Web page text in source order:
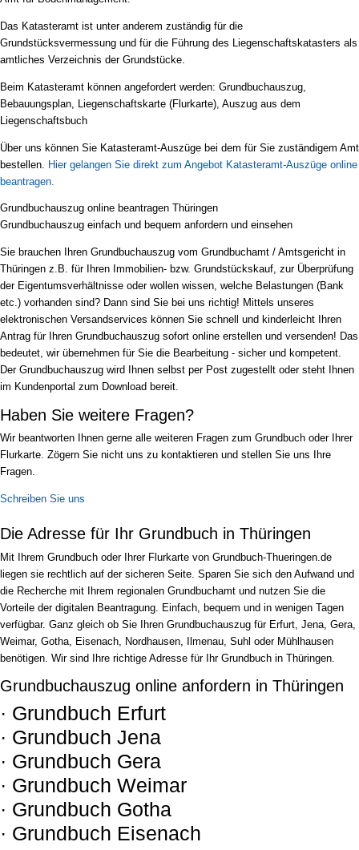
Das Katasteramt ist unter anderem zuständig für die
Grundstücksvermessung und für die Führung des Liegenschaftskatasters als
amtliches Verzeichnis der Grundstücke.
Beim Katasteramt können angefordert werden: Grundbuchauszug,
Bebauungsplan, Liegenschaftskarte (Flurkarte), Auszug aus dem
Liegenschaftsbuch
Über uns können Sie Katasteramt-Auszüge bei dem für Sie zuständigem Amt
bestellen. Hier gelangen Sie direkt zum Angebot Katasteramt-Auszüge online
beantragen.
Grundbuchauszug online beantragen Thüringen
Grundbuchauszug einfach und bequem anfordern und einsehen
Sie brauchen Ihren Grundbuchauszug vom Grundbuchamt / Amtsgericht in
Thüringen z.B. für Ihren Immobilien- bzw. Grundstückskauf, zur Überprüfung
der Eigentumsverhältnisse oder wollen wissen, welche Belastungen (Bank
etc.) vorhanden sind? Dann sind Sie bei uns richtig! Mittels unseres
elektronischen Versandservices können Sie schnell und kinderleicht Ihren
Antrag für Ihren Grundbuchauszug sofort online erstellen und versenden! Das
bedeutet, wir übernehmen für Sie die Bearbeitung - sicher und kompetent.
Der Grundbuchauszug wird Ihnen selbst per Post zugestellt oder steht Ihnen
im Kundenportal zum Download bereit.
Haben Sie weitere Fragen?
Wir beantworten Ihnen gerne alle weiteren Fragen zum Grundbuch oder Ihrer
Flurkarte. Zögern Sie nicht uns zu kontaktieren und stellen Sie uns Ihre
Fragen.
Schreiben Sie uns
Die Adresse für Ihr Grundbuch in Thüringen
Mit Ihrem Grundbuch oder Ihrer Flurkarte von Grundbuch-Thueringen.de
liegen sie rechtlich auf der sicheren Seite. Sparen Sie sich den Aufwand und
die Recherche mit Ihrem regionalen Grundbuchamt und nutzen Sie die
Vorteile der digitalen Beantragung. Einfach, bequem und in wenigen Tagen
verfügbar. Ganz gleich ob Sie Ihren Grundbuchauszug für Erfurt, Jena, Gera,
Weimar, Gotha, Eisenach, Nordhausen, Ilmenau, Suhl oder Mühlhausen
benötigen. Wir sind Ihre richtige Adresse für Ihr Grundbuch in Thüringen.
Grundbuchauszug online anfordern in Thüringen
· Grundbuch Erfurt
· Grundbuch Jena
· Grundbuch Gera
· Grundbuch Weimar
· Grundbuch Gotha
· Grundbuch Eisenach